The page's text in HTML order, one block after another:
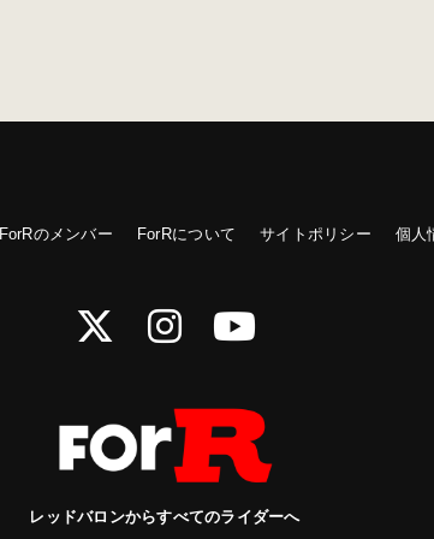
ForRのメンバー ForRについて サイトポリシー 個人
レッドバロンからすべてのライダーへ